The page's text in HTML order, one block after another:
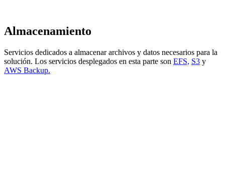
Almacenamiento
Servicios dedicados a almacenar archivos y datos necesarios para la
solución. Los servicios desplegados en esta parte son EFS, S3 y
AWS Backup.